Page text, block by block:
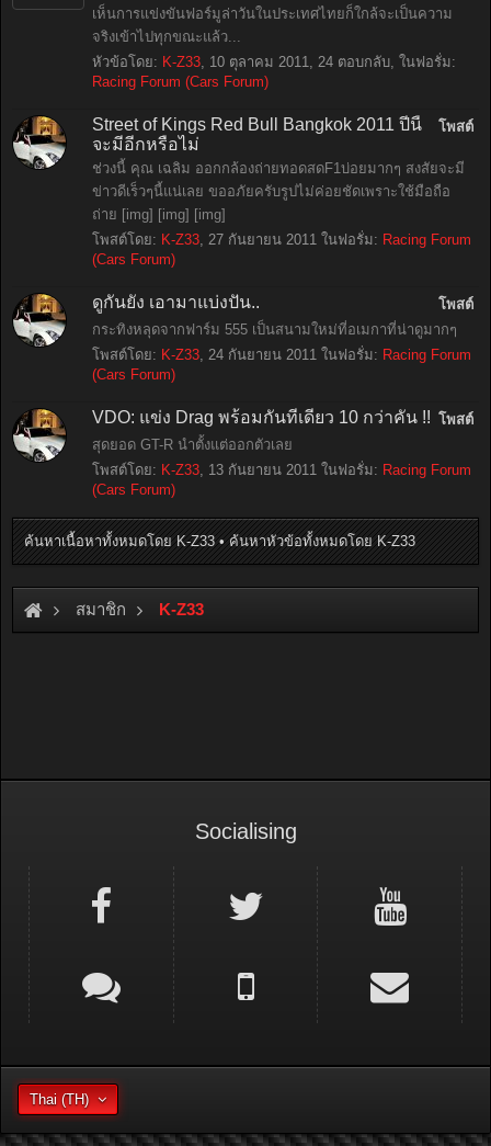
เห็นการแข่งขันฟอร์มูล่าวันในประเทศไทยก็ใกล้จะเป็นความ
จริงเข้าไปทุกขณะแล้ว...
หัวข้อโดย: K-Z33, 10 ตุลาคม 2011, 24 ตอบกลับ, ในฟอรั่ม:
Racing Forum (Cars Forum)
โพสต์
Street of Kings Red Bull Bangkok 2011 ปีนี้
จะมีอีกหรือไม่
ช่วงนี้ คุณ เฉลิม ออกกล้องถ่ายทอดสดF1บ่อยมากๆ สงสัยจะมี
ข่าวดีเร็วๆนี้แน่เลย ขออภัยครับรูปไม่ค่อยชัดเพราะใช้มือถือ
ถ่าย [img] [img] [img]
โพสต์โดย: K-Z33, 27 กันยายน 2011 ในฟอรั่ม: Racing Forum
(Cars Forum)
โพสต์
ดูกันยัง เอามาแบ่งปัน..
กระทิงหลุดจากฟาร์ม 555 เป็นสนามใหม่ที่อเมกาที่น่าดูมากๆ
โพสต์โดย: K-Z33, 24 กันยายน 2011 ในฟอรั่ม: Racing Forum
(Cars Forum)
โพสต์
VDO: แข่ง Drag พร้อมกันทีเดียว 10 กว่าคัน !!
สุดยอด GT-R นำตั้งแต่ออกตัวเลย
โพสต์โดย: K-Z33, 13 กันยายน 2011 ในฟอรั่ม: Racing Forum
(Cars Forum)
ค้นหาเนื้อหาทั้งหมดโดย K-Z33 ค้นหาหัวข้อทั้งหมดโดย K-Z33
สมาชิก K-Z33
Socialising
Thai (TH)